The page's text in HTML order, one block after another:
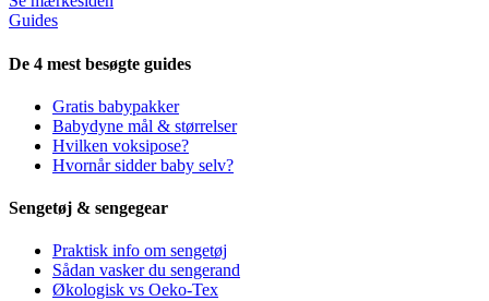
Guides
De 4 mest besøgte guides
Gratis babypakker
Babydyne mål & størrelser
Hvilken voksipose?
Hvornår sidder baby selv?
Sengetøj & sengegear
Praktisk info om sengetøj
Sådan vasker du sengerand
Økologisk vs Oeko-Tex